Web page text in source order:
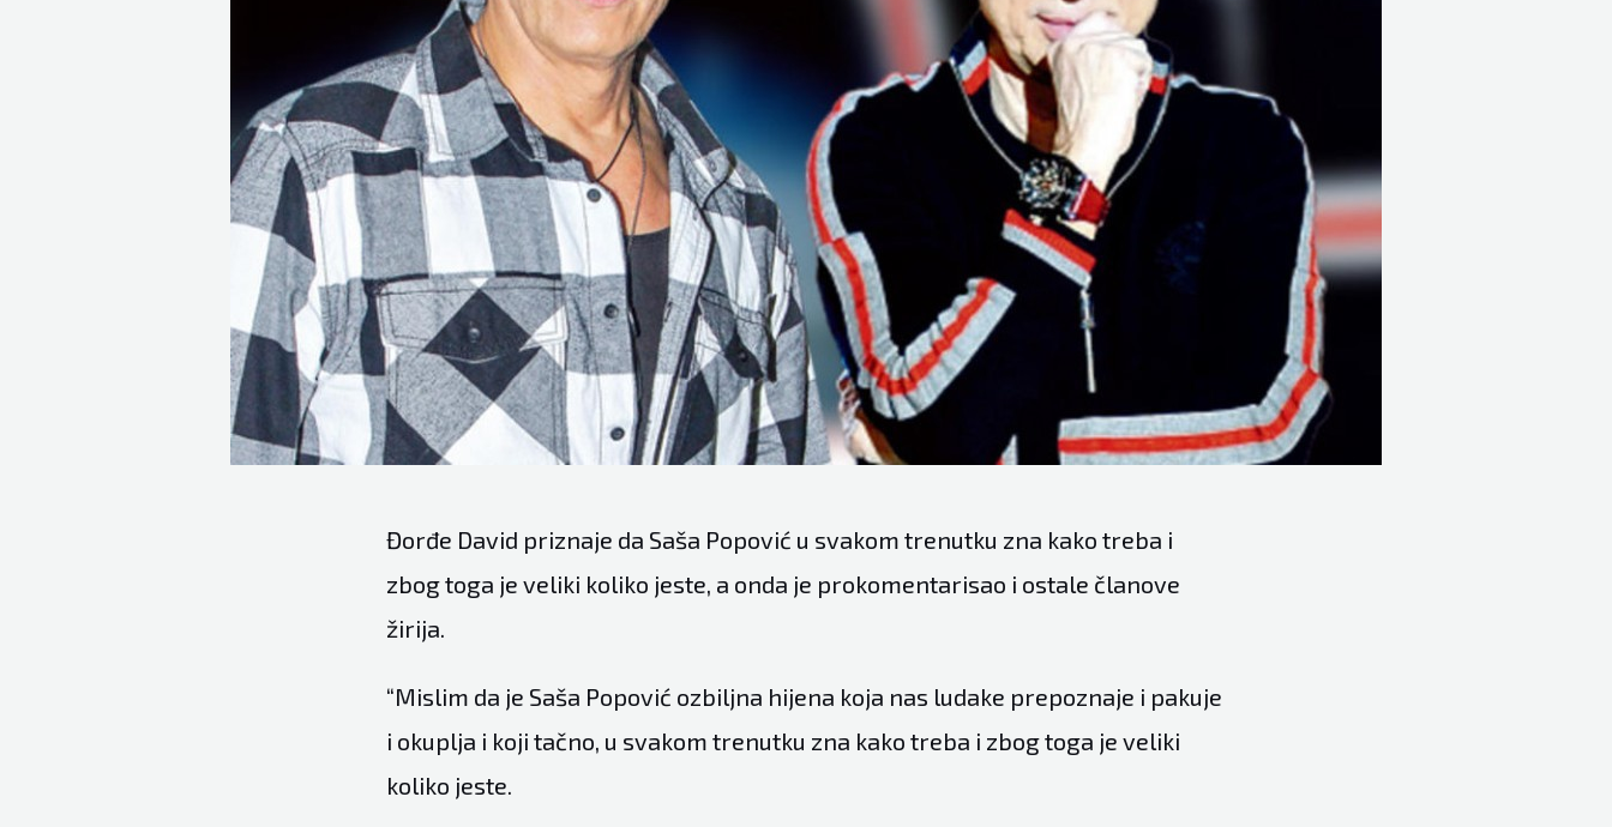
Đorđe David priznaje da Saša Popović u svakom trenutku zna kako treba i
zbog toga je veliki koliko jeste, a onda je prokomentarisao i ostale članove
žirija.
“Mislim da je Saša Popović ozbiljna hijena koja nas ludake prepoznaje i pakuje
i okuplja i koji tačno, u svakom trenutku zna kako treba i zbog toga je veliki
koliko jeste.